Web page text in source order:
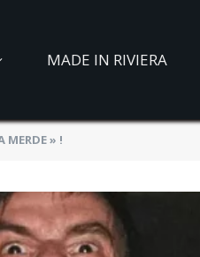
MADE IN RIVIERA
MERDE » !